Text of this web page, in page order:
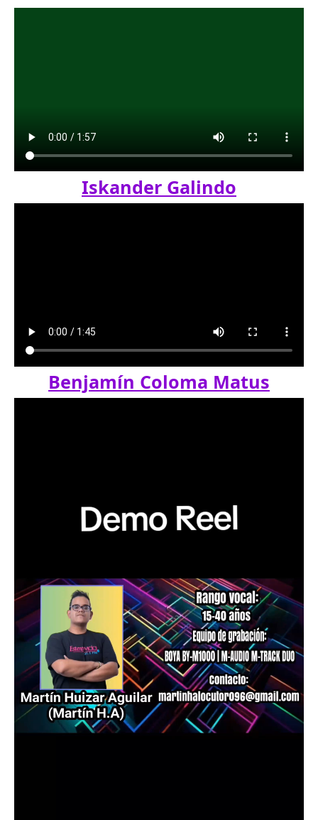
Iskander Galindo
Benjamín Coloma Matus